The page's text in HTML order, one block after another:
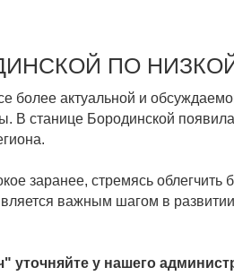
ПО
актуальной и
В станице Бородинской
заранее, стремясь облегчить
важным шагом в
у нашего